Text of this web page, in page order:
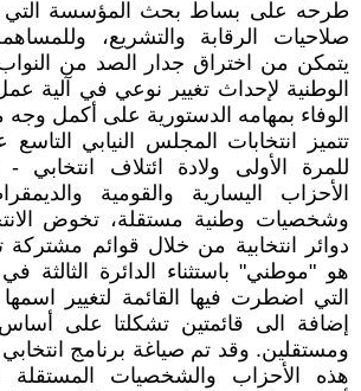
طرحه على بساط بحث المؤسسة التي
صلاحيات الرقابة والتشريع،
يتمكن من اختراق جدار الصد من
الوطنية لإحداث تغيير نوعي في آلية
الوفاء بمهامه الدستورية على أكمل
تتميز انتخابات المجلس النيابي
للمرة الأولى ولادة ائتلاف
الأحزاب اليسارية والقومية
وشخصيات وطنية مستقلة، تخوض
دوائر انتخابية من خلال قوائم
هو "موطني" باستثناء الدائرة الثالثة
التي اضطرت فيها القائمة لتغيير اسمها
إضافة الى قائمتين تشكلتا على
ومستقلين. وقد تم صياغة برنامج
هذه الأحزاب والشخصيات المستقلة